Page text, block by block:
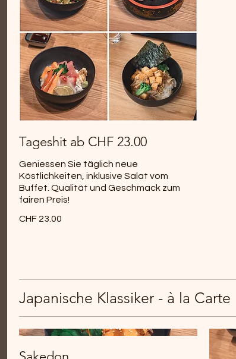
Tageshit ab CHF 23.00
Geniessen Sie täglich neue
Köstlichkeiten, inklusive Salat vom
Buffet. Qualität und Geschmack zum
fairen Preis!
CHF 23.00
Japanische Klassiker - à la Carte